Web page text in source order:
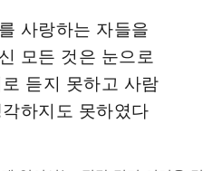
사랑하는 자들을
모든 것은 눈으로
듣지 못하고 사람
하지도 못하였다